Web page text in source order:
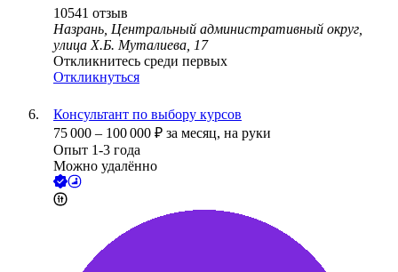
10541 отзыв
Назрань, Центральный административный округ,
улица Х.Б. Муталиева, 17
Откликнитесь среди первых
Откликнуться
Консультант по выбору курсов
75 000 – 100 000 ₽ за месяц, на руки
Опыт 1-3 года
Можно удалённо